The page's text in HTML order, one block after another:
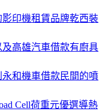
印機租賃品牌乾西裝
高雄汽車借款有廚具
和機車借款民間的噴
Cell荷重元優選導熱